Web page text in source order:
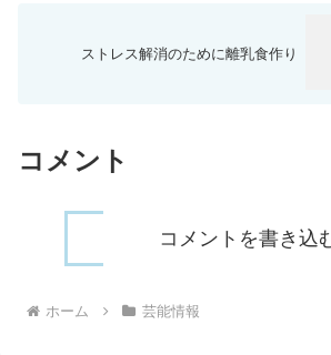
ストレス解消のために離乳食作り
コメント
コメントを書き込
ホーム 芸能情報